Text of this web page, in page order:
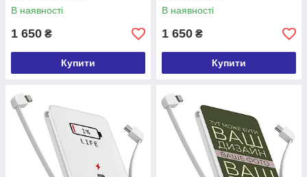
В наявності
1 650 ₴
Купити
В наявності
1 650 ₴
Купити